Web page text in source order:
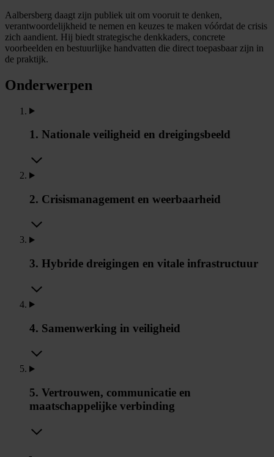
Aalbersberg daagt zijn publiek uit om vooruit te denken,
verantwoordelijkheid te nemen en keuzes te maken vóórdat de crisis
zich aandient. Hij biedt strategische denkkaders, concrete
voorbeelden en bestuurlijke handvatten die direct toepasbaar zijn in
de praktijk.
Onderwerpen
1. Nationale veiligheid en dreigingsbeeld
2. Crisismanagement en weerbaarheid
3. Hybride dreigingen en vitale infrastructuur
4. Samenwerking in veiligheid
5. Vertrouwen, communicatie en
maatschappelijke verbinding